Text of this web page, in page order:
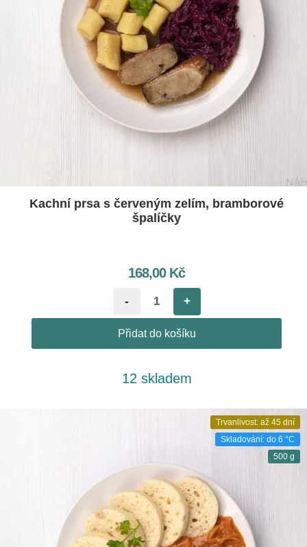
Kachní prsa s červeným zelím, bramborové
špalíčky
168,00 Kč
- +
Přidat do košíku
12 skladem
Trvanlivost: až 45 dní
Skladování: do 6 °C
500 g